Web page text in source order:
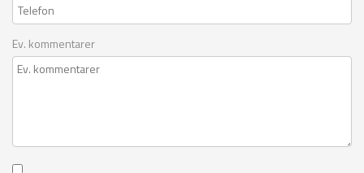
Ev. kommentarer